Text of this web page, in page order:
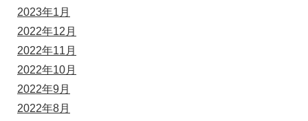
2023年1月
2022年12月
2022年11月
2022年10月
2022年9月
2022年8月